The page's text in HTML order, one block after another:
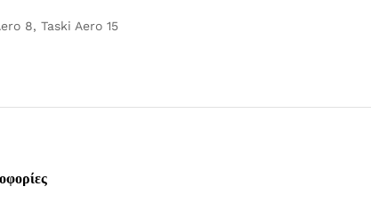
8, Taski Aero 15